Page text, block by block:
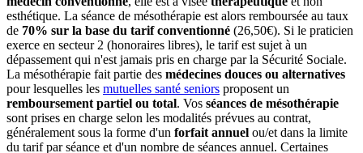
esthétique. La séance de mésothérapie est alors remboursée au taux
de 70% sur la base du tarif conventionné (26,50€). Si le praticien
exerce en secteur 2 (honoraires libres), le tarif est sujet à un
dépassement qui n'est jamais pris en charge par la Sécurité Sociale.
La mésothérapie fait partie des médecines douces ou alternatives
pour lesquelles les mutuelles santé seniors proposent un
remboursement partiel ou total. Vos séances de mésothérapie
sont prises en charge selon les modalités prévues au contrat,
généralement sous la forme d'un forfait annuel ou/et dans la limite
du tarif par séance et d'un nombre de séances annuel. Certaines